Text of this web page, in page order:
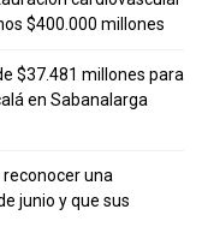
$400.000 millones
$37.481 millones para
en Sabanalarga
una
junio y que sus